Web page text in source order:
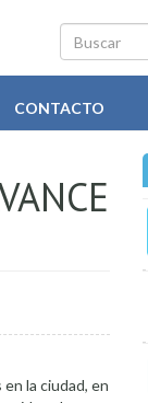
Buscar
CONTACTO
la ciudad, en